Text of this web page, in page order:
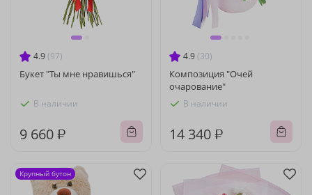
4.9 (97)
Букет "Ты мне нравишься"
В наличии
9 660 ₽
4.9 (30)
Композиция "Очей
очарование"
В наличии
14 340 ₽
Крупный бутон